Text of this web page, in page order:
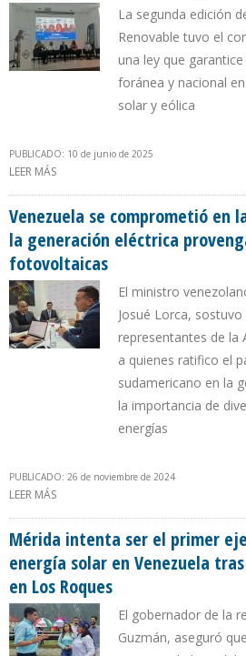
La segunda edición
Renovable tuvo el
una ley que
foránea y nacional
solar y eólica
PUBLICADO: 10 de junio de 2025
LEER MÁS
Venezuela se comprometió en
la generación eléctrica
fotovoltaicas
El ministro
Josué Lorca,
representantes de la
a quienes ratifico el
sudamericano en la
la importancia de
energías
PUBLICADO: 26 de noviembre de 2024
LEER MÁS
FOTOVOLTAICAS
Mérida intenta ser el primer
energía solar en Venezuela
en Los Roques
El gobernador de la
Guzmán, aseguró